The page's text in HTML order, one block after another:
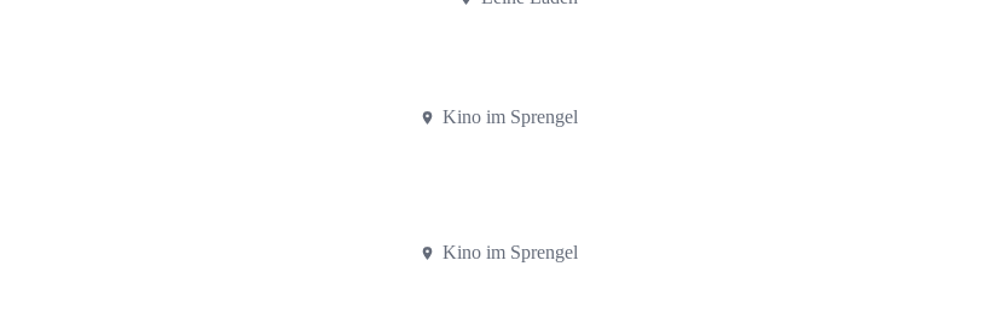
Kino im Sprengel
Kino im Sprengel